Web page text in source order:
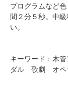
プログラムなど
間２分５秒。中
い。
キーワード：木
ダル 歌劇 オペ